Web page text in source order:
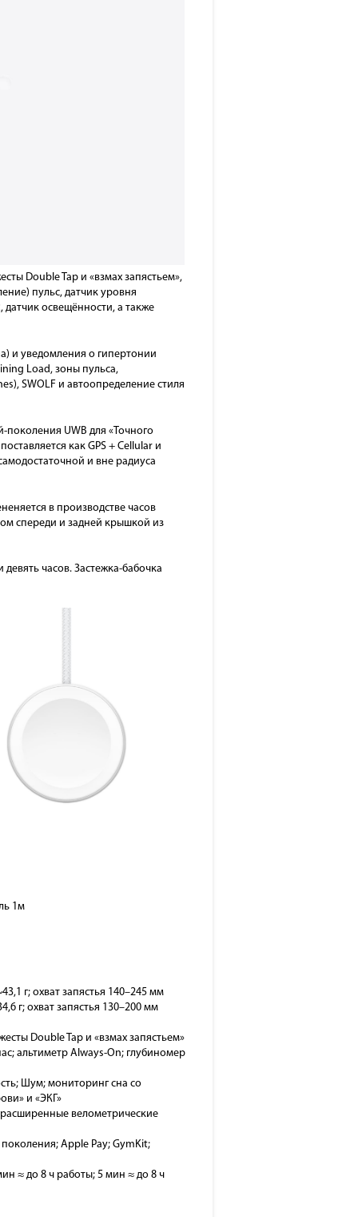
Double Tap и «взмах запястьем»,
пульс, датчик уровня
датчик освещённости, а также
и уведомления о гипертонии
Load, зоны пульса,
SWOLF и автоопределение стиля
UWB для «Точного
как GPS + Cellular и
и вне радиуса
в производстве часов
спереди и задней крышкой из
часов. Застежка-бабочка
1м
г; охват запястья 140–245 мм
г; охват запястья 130–200 мм
Double Tap и «взмах запястьем»
альтиметр Always-On; глубиномер
Шум; мониторинг сна со
и «ЭКГ»
велометрические
поколения; Apple Pay; GymKit;
≈ до 8 ч работы; 5 мин ≈ до 8 ч